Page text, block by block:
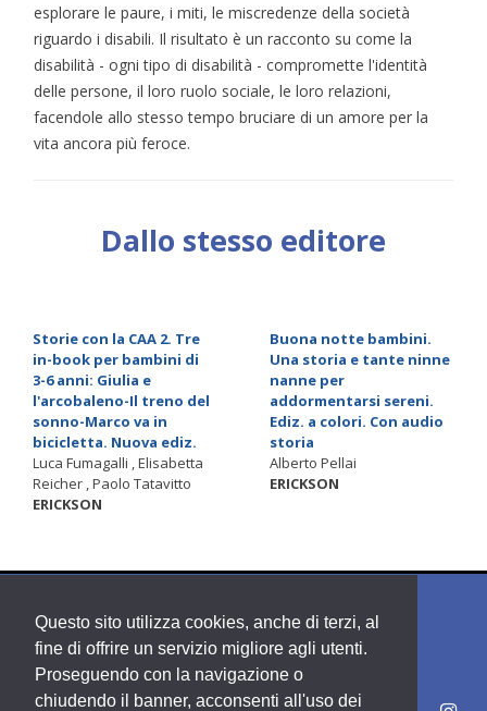
Questo sito utilizza cookies, anche di terzi, al
fine di offrire un servizio migliore agli utenti.
Proseguendo con la navigazione o
chiudendo il banner, acconsenti all'uso dei
esplorare le paure, i miti, le miscredenze della società
riguardo i disabili. Il risultato è un racconto su come la
disabilità - ogni tipo di disabilità - compromette l'identità
delle persone, il loro ruolo sociale, le loro relazioni,
facendole allo stesso tempo bruciare di un amore per la
vita ancora più feroce.
Dallo stesso editore
Storie con la CAA 2. Tre
in-book per bambini di
3-6 anni: Giulia e
l'arcobaleno-Il treno del
sonno-Marco va in
bicicletta. Nuova ediz.
Luca Fumagalli , Elisabetta
Reicher , Paolo Tatavitto
ERICKSON
Buona notte bambini.
Una storia e tante ninne
nanne per
addormentarsi sereni.
Ediz. a colori. Con audio
storia
Alberto Pellai
ERICKSON